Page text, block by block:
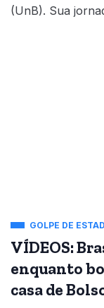
(UnB). Sua
GOLPE DE
VÍDEOS:
enquanto
casa de